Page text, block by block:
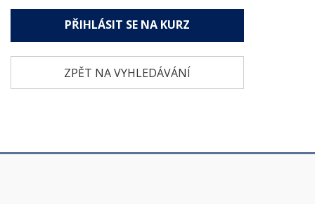
PŘIHLÁSIT SE NA KURZ
ZPĚT NA VYHLEDÁVÁNÍ